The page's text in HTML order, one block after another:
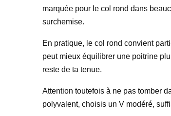
marquée pour le col rond dans
surchemise.
En pratique, le col rond convient
peut mieux équilibrer une poitrine
reste de ta tenue.
Attention toutefois à ne pas tomber
polyvalent, choisis un V modéré,